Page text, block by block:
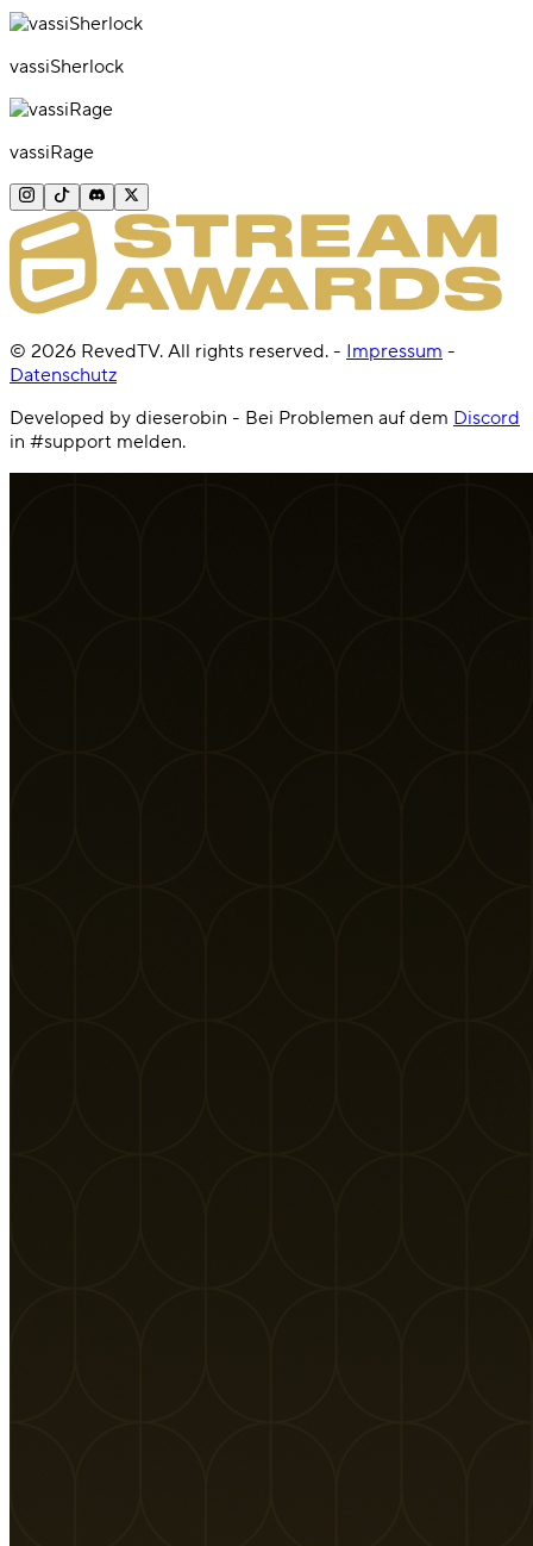
vassiSherlock
vassiRage
© 2026 RevedTV. All rights reserved. - Impressum -
Datenschutz
Developed by dieserobin - Bei Problemen auf dem Discord
in #support melden.